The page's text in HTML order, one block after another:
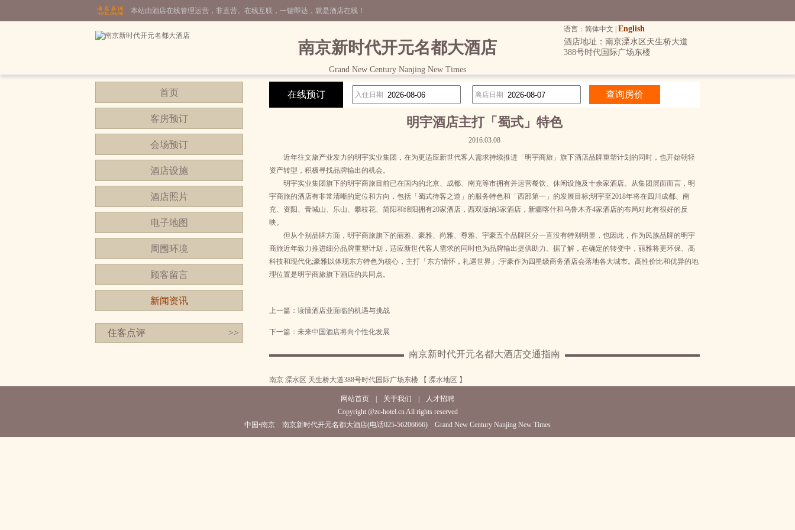
本站由酒店在线管理运营，非直营。在线互联，一键即达，就是酒店在线！
语言：简体中文 | English
南京新时代开元名都大酒店
Grand New Century Nanjing New Times
酒店地址：南京溧水区天生桥大道
388号时代国际广场东楼
首页
客房预订
会场预订
酒店设施
酒店照片
电子地图
周围环境
顾客留言
新闻资讯
住客点评 >>
在线预订 入住日期 离店日期
明宇酒店主打「蜀式」特色
2016.03.08
近年往文旅产业发力的明宇实业集团，在为更适应新世代客人需求持续推进「明宇商旅」旗下酒店品牌重塑计划的同时，也开始朝轻
资产转型，积极寻找品牌输出的机会。
明宇实业集团旗下的明宇商旅目前已在国内的北京、成都、南充等市拥有并运营餐饮、休闲设施及十余家酒店。从集团层面而言，明
宇商旅的酒店有非常清晰的定位和方向，包括「蜀式待客之道」的服务特色和「西部第一」的发展目标;明宇至2018年将在四川成都、南
充、资阳、青城山、乐山、攀枝花、简阳和绵阳拥有20家酒店，西双版纳3家酒店，新疆喀什和乌鲁木齐4家酒店的布局对此有很好的反
映。
但从个别品牌方面，明宇商旅旗下的丽雅、豪雅、尚雅、尊雅、宇豪五个品牌区分一直没有特别明显，也因此，作为民族品牌的明宇
商旅近年致力推进细分品牌重塑计划，适应新世代客人需求的同时也为品牌输出提供助力。据了解，在确定的转变中，丽雅将更环保、高
科技和现代化;豪雅以体现东方特色为核心，主打「东方情怀，礼遇世界」;宇豪作为四星级商务酒店会落地各大城市。高性价比和优异的地
理位置是明宇商旅旗下酒店的共同点。
上一篇： 读懂酒店业面临的机遇与挑战
下一篇： 未来中国酒店将向个性化发展
南京新时代开元名都大酒店交通指南
南京 溧水区 天生桥大道388号时代国际广场东楼 【 溧水地区 】
网站首页 关于我们
人才招聘
Copyright @zc-hotel.cn All rights reserved
中国•南京 南京新时代开元名都大酒店(电话025-56206666) Grand New Century Nanjing New Times